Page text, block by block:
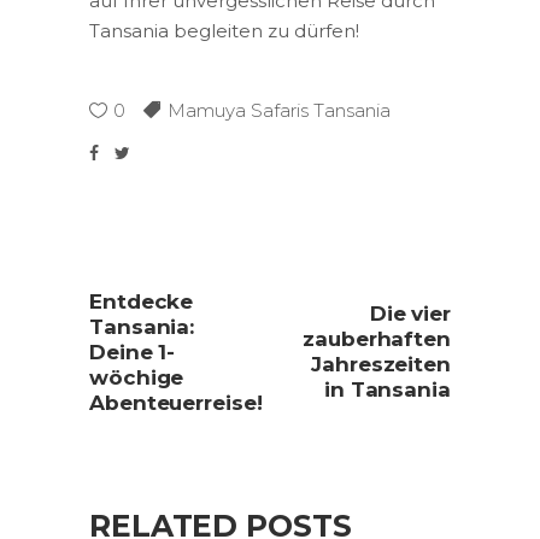
Tansania begleiten zu dürfen!
0 Mamuya Safaris Tansania
Entdecke
Tansania:
Deine 1-
wöchige
Abenteuerreise!
Die vier
zauberhaften
Jahreszeiten
in Tansania
RELATED POSTS